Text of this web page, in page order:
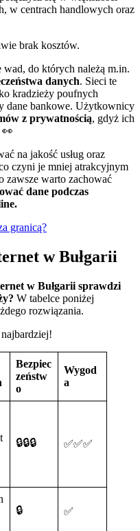
w centrach handlowych oraz
brak kosztów.
do których należą m.in.
danych. Sieci te
kradzieży poufnych
dane bankowe. Użytkownicy
z prywatnością, gdyż ich
👀
na jakość usług oraz
czyni je mniej atrakcyjnym
zawsze warto zachować
dane podczas
granicą?
w Bułgarii
w Bułgarii sprawdzi
W tabelce poniżej
rozwiązania.
Bezpiec
zeństw
o
Wygod
a
🔒🔒🔒 ✅✅✅
🔒 ✅